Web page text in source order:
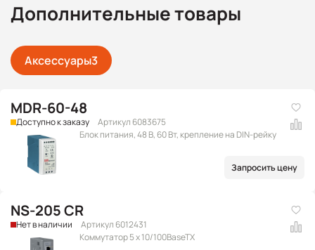
Дополнительные товары
Аксессуары3
MDR-60-48
Доступно к заказу
Артикул 6083675
Блок питания, 48 В, 60 Вт, крепление на DIN-рейку
Запросить цену
NS-205 CR
Нет в наличии
Артикул 6012431
Коммутатор 5 x 10/100BaseTX